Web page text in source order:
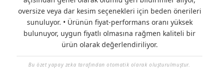
oversize veya dar kesim seçenekleri için beden önerileri
sunuluyor. • Ürünün fiyat-performans oranı yüksek
bulunuyor, uygun fiyatlı olmasına rağmen kaliteli bir
ürün olarak değerlendiriliyor.
Bu özet yapay zeka tarafından otomatik olarak oluşturulmuştur.